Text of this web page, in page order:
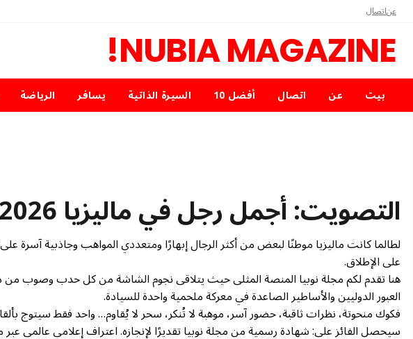
عناتصال
NUBIA MAGAZINE!
بيت عن اتصال أفضل 10 السيرة الذاتية يسافر الرياضة
التصويت: أجمل رجل في ماليزيا 2026
لطالما كانت ماليزيا موطنًا لبعض من أكثر الرجال إبهارًا ومتعددي المواهب وجاذبية آسرة
على الإطلاق.
هنا تقدم لكم مجلة نوبيا المنصة المثلى حيث يتلاقى نجوم الشاشة من كل حدب وصوب من
العبور الدوليين والأساطير الصاعدة في معركة ملحمية واحدة للسيادة.
فكوك منحوتة، نظرات ثاقبة، حضور آسر، موهبة لا تُنكر، سحر لا يُقاوم… واحد فقط سيتوج بألقاب
سيحصل الفائز على: شهادة رسمية من مجلة نوبيا تقديرًا لإنجازه. اعتراف إعلامي عالمي